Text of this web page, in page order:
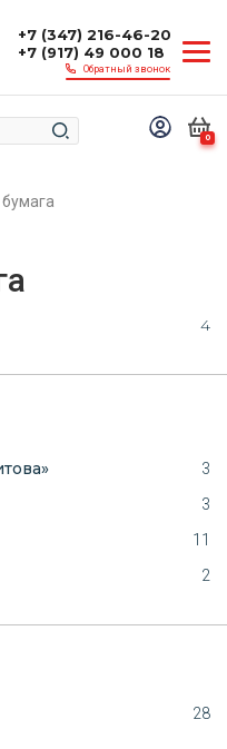
+7 (347) 216-46-20
+7 (917) 49 000 18
Обратный звонок
0
4
3
3
11
2
28